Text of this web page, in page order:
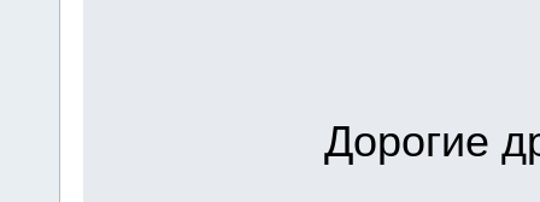
Дорогие